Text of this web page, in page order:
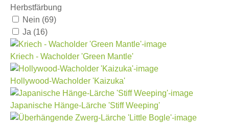
Herbstfärbung
Nein (69)
Ja (16)
Kriech - Wacholder 'Green Mantle'
Hollywood-Wacholder 'Kaizuka'
Japanische Hänge-Lärche 'Stiff Weeping'